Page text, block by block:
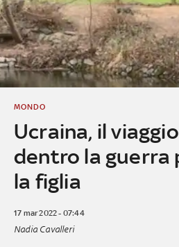
Ucraina, il
dentro la guerra
la figlia
MONDO
17 mar 2022 - 07:44
Nadia Cavalleri